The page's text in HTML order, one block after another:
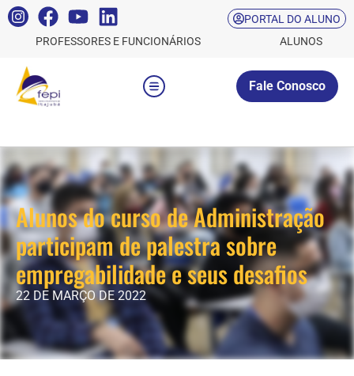
PORTAL DO ALUNO
PROFESSORES E FUNCIONÁRIOS
ALUNOS
Fale Conosco
Alunos do curso de Administração
participam de palestra sobre
empregabilidade e seus desafios
22 DE MARÇO DE 2022